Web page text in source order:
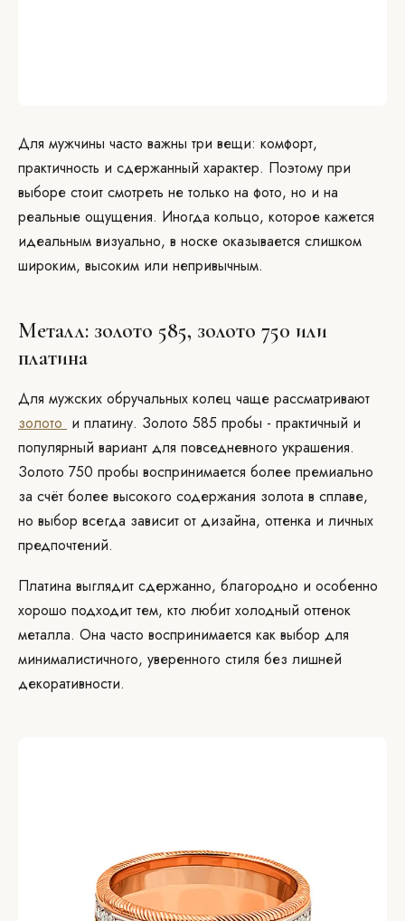
Для мужчины часто важны три вещи: комфорт,
практичность и сдержанный характер. Поэтому при
выборе стоит смотреть не только на фото, но и на
реальные ощущения. Иногда кольцо, которое кажется
идеальным визуально, в носке оказывается слишком
широким, высоким или непривычным.
Металл: золото 585, золото 750 или
платина
Для мужских обручальных колец чаще рассматривают
золото и платину. Золото 585 пробы - практичный и
популярный вариант для повседневного украшения.
Золото 750 пробы воспринимается более премиально
за счёт более высокого содержания золота в сплаве,
но выбор всегда зависит от дизайна, оттенка и личных
предпочтений.
Платина выглядит сдержанно, благородно и особенно
хорошо подходит тем, кто любит холодный оттенок
металла. Она часто воспринимается как выбор для
минималистичного, уверенного стиля без лишней
декоративности.